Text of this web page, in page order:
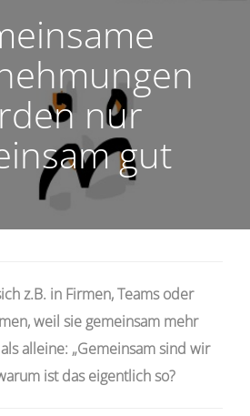
nur
gut
z.B. in Firmen, Teams oder
weil sie gemeinsam mehr
alleine: „Gemeinsam sind wir
ist das eigentlich so?